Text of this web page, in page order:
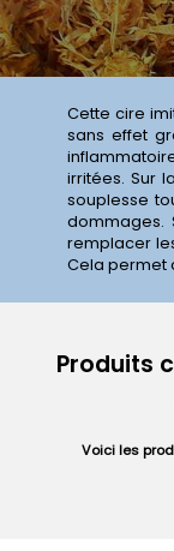
Cette cire
sans effet
irritées. Sur
souplesse
dommages.
remplacer
Cela permet
Produits
Voici les